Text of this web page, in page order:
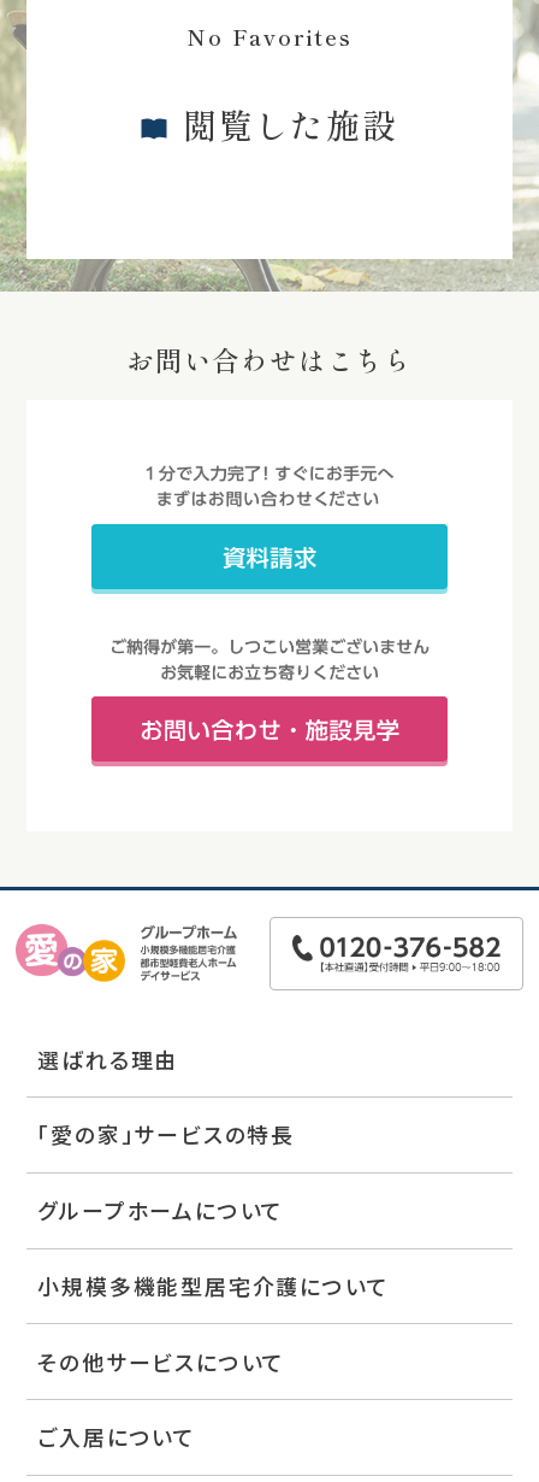
No Favorites
閲覧した施設
お問い合わせはこちら
選ばれる理由
「愛の家」サービスの特長
グループホームについて
小規模多機能型居宅介護について
その他サービスについて
ご入居について